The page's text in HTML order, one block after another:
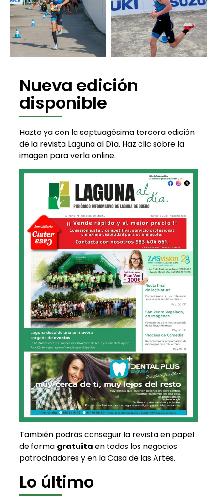
Nueva edición
disponible
Hazte ya con la septuagésima tercera edición
de la revista Laguna al Día. Haz clic sobre la
imagen para verla online.
También podrás conseguir la revista en papel
de forma gratuita en todos los negocios
patrocinadores y en la Casa de las Artes.
Lo último